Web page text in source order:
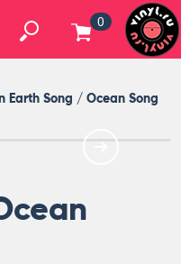
0
Earth Song / Ocean Song